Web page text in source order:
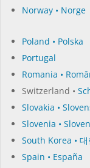
Norway • Norge
Poland • Polska
Portugal
Romania •
Switzerland •
Slovakia •
Slovenia •
South Korea • 대
Spain • España